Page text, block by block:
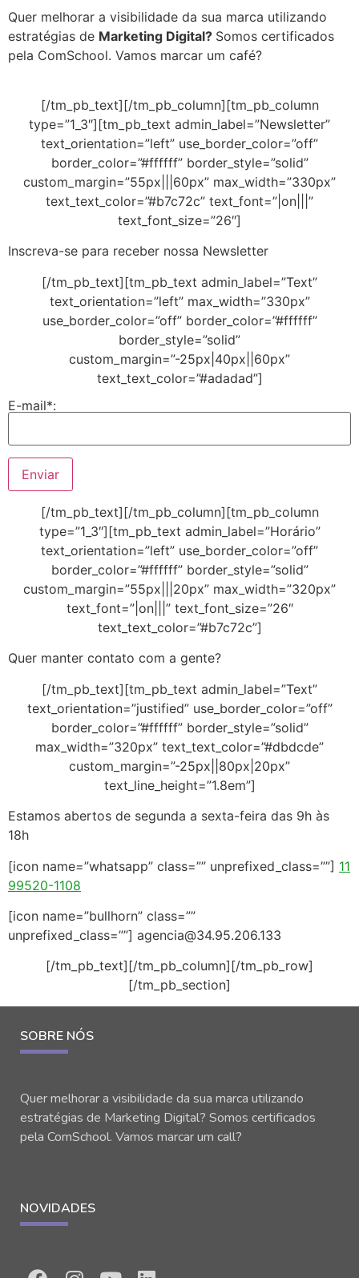
Quer melhorar a visibilidade da sua marca utilizando
estratégias de Marketing Digital? Somos certificados
pela ComSchool. Vamos marcar um café?
[/tm_pb_text][/tm_pb_column][tm_pb_column
type=”1_3″][tm_pb_text admin_label=”Newsletter”
text_orientation=”left” use_border_color=”off”
border_color=”#ffffff” border_style=”solid”
custom_margin=”55px|||60px” max_width=”330px”
text_text_color=”#b7c72c” text_font=”|on|||”
text_font_size=”26″]
Inscreva-se para receber nossa Newsletter
[/tm_pb_text][tm_pb_text admin_label=”Text”
text_orientation=”left” max_width=”330px”
use_border_color=”off” border_color=”#ffffff”
border_style=”solid”
custom_margin=”-25px|40px||60px”
text_text_color=”#adadad”]
E-mail*:
[/tm_pb_text][/tm_pb_column][tm_pb_column
type=”1_3″][tm_pb_text admin_label=”Horário”
text_orientation=”left” use_border_color=”off”
border_color=”#ffffff” border_style=”solid”
custom_margin=”55px|||20px” max_width=”320px”
text_font=”|on|||” text_font_size=”26″
text_text_color=”#b7c72c”]
Quer manter contato com a gente?
[/tm_pb_text][tm_pb_text admin_label=”Text”
text_orientation=”justified” use_border_color=”off”
border_color=”#ffffff” border_style=”solid”
max_width=”320px” text_text_color=”#dbdcde”
custom_margin=”-25px||80px|20px”
text_line_height=”1.8em”]
Estamos abertos de segunda a sexta-feira das 9h às
18h
[icon name=”whatsapp” class=”” unprefixed_class=””] 11
99520-1108
[icon name=”bullhorn” class=””
unprefixed_class=””] agencia@34.95.206.133
[/tm_pb_text][/tm_pb_column][/tm_pb_row]
[/tm_pb_section]
SOBRE NÓS
Quer melhorar a visibilidade da sua marca utilizando
estratégias de Marketing Digital? Somos certificados
pela ComSchool. Vamos marcar um call?
NOVIDADES